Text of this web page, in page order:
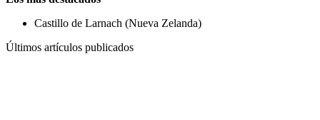
Castillo de Larnach (Nueva Zelanda)
Últimos artículos publicados